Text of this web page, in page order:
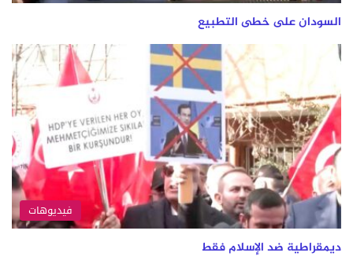
السودان على خطى التطبيع
فيديوهات
ديمقراطية ضد الإسلام فقط